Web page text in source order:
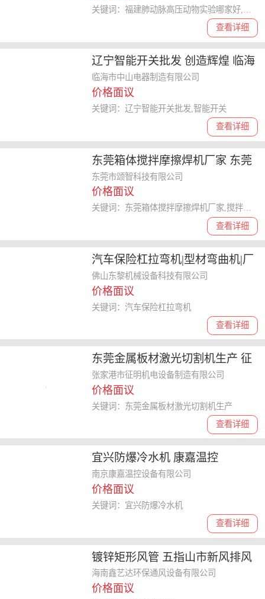
查看详细
辽宁智能开关批发 创造辉煌 临海
市中山电器制造供应
临海市中山电器制造有限公司
价格面议
查看详细
关键词：辽宁智能开关批发,智能开关
东莞箱体搅拌摩擦焊机厂家 东莞
市颂智供应
东莞市颂智科技有限公司
价格面议
查看详细
关键词：东莞箱体搅拌摩擦焊机厂家,搅拌摩擦焊机
汽车保险杠拉弯机|型材弯曲机|厂
家供应
佛山东黎机械设备科技有限公司
价格面议
查看详细
关键词：汽车保险杠拉弯机
东莞金属板材激光切割机生产 征
明机电设备
张家港市征明机电设备制造有限公司
价格面议
查看详细
关键词：东莞金属板材激光切割机生产
宜兴防爆冷水机 康嘉温控
南京康嘉温控设备有限公司
价格面议
查看详细
关键词：宜兴防爆冷水机
镀锌矩形风管 五指山市新风排风
管 耐腐蚀
海南鑫艺达环保通风设备有限公司
价格面议